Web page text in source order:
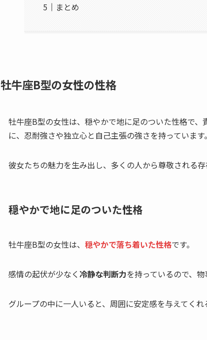
まとめ
牡牛座B型の女性の性格
牡牛座B型の女性は、穏やかで地に足のついた性格で
に、忍耐強さや独立心と自己主張の強さを持っています。
彼女たちの魅力を生み出し、多くの人から尊敬される
穏やかで地に足のついた性格
牡牛座B型の女性は、 穏やかで落ち着いた性格です。
感情の起伏が少なく冷静な判断力を持っているので、
グループの中に一人いると、周囲に安定感を与えてくれ